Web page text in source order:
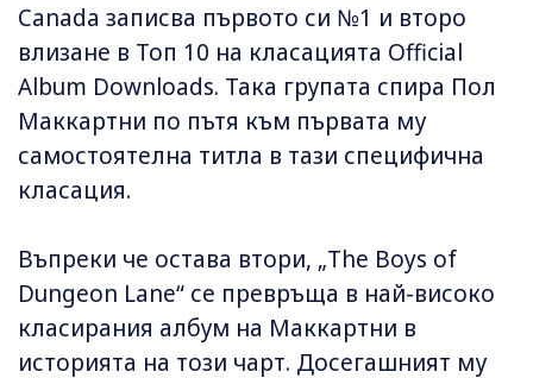
Canada записва първото си №1 и второ
влизане в Топ 10 на класацията Official
Album Downloads. Така групата спира Пол
Маккартни по пътя към първата му
самостоятелна титла в тази специфична
класация.
Въпреки че остава втори, „The Boys of
Dungeon Lane“ се превръща в най-високо
класирания албум на Маккартни в
историята на този чарт. Досегашният му